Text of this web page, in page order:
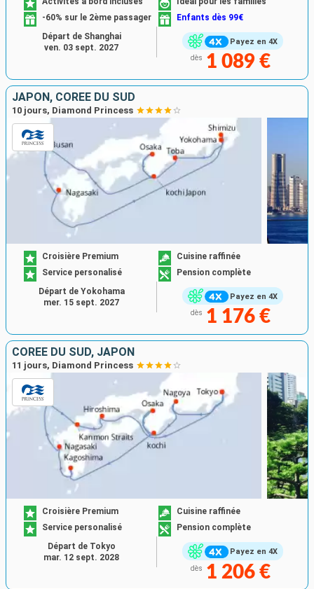
Payez en 4X
-60% sur le 2ème passager
Enfants dès 99€
dès 1 089 €
Départ de Shanghai
ven. 03 sept. 2027
JAPON, CORÉE DU SUD
10 jours, Diamond Princess
Payez en 4X
Croisière Premium
Cuisine raffinée
Service personalisé
Pension complète
dès 1 176 €
Départ de Yokohama
mer. 15 sept. 2027
CORÉE DU SUD, JAPON
11 jours, Diamond Princess
Payez en 4X
Croisière Premium
Cuisine raffinée
Service personalisé
Pension complète
dès 1 206 €
Départ de Tokyo
mar. 12 sept. 2028